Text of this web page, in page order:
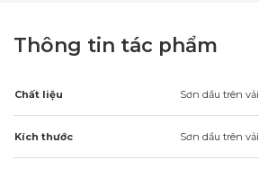
Thông tin tác phẩm
Chất liệu Sơn dầu trên vải
Kích thước Sơn dầu trên vải